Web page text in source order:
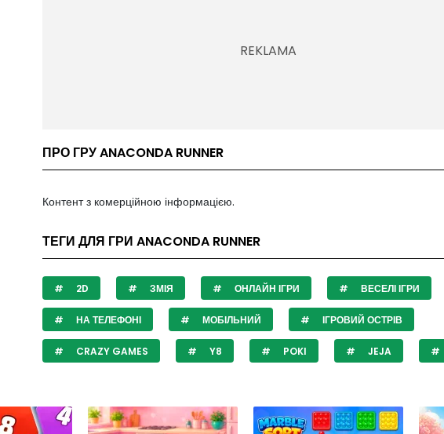
ПРО ГРУ ANACONDA RUNNER
Контент з комерційною інформацією.
ТЕГИ ДЛЯ ГРИ ANACONDA RUNNER
2D ЗМІЯ ОНЛАЙН ІГРИ ВЕСЕЛІ ІГРИ
НА ТЕЛЕФОНІ МОБІЛЬНИЙ ІГРОВИЙ ОСТРІВ
CRAZY GAMES Y8 POKI JEJA